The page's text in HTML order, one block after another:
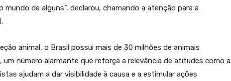
de alguns”, declarou, chamando a atenção para a
animal, o Brasil possui mais de 30 milhões de animais
número alarmante que reforça a relevância de atitudes como a
ajudam a dar visibilidade à causa e a estimular ações